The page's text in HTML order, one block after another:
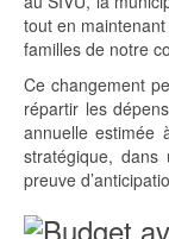
tout en
familles de notre
Ce changement
répartir les
annuelle estimée
stratégique,
preuve